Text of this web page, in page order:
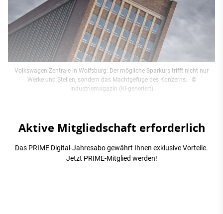
Volkswagen-Zentrale in Wolfsburg: Der mögliche Sparkurs trifft nicht nur
Werke und Stellen, sondern das Machtgefüge des Konzerns. - ©
Industriemagazin (KI-generiert)
Aktive Mitgliedschaft erforderlich
Das PRIME Digital-Jahresabo gewährt Ihnen exklusive Vorteile.
Jetzt PRIME-Mitglied werden!